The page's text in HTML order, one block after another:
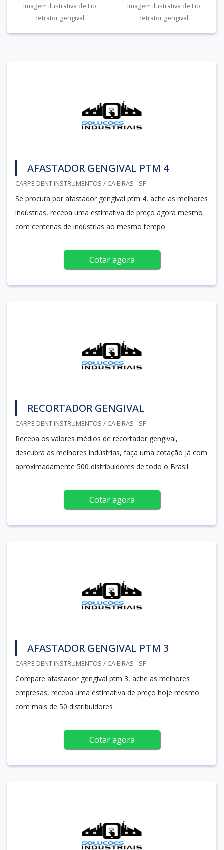
Imagem ilustrativa de Fio
retrator gengival
Imagem ilustrativa de Fio
retrator gengival
AFASTADOR GENGIVAL PTM 4
CARPE DENT INSTRUMENTOS / CAIEIRAS - SP
Se procura por afastador gengival ptm 4, ache as melhores
indústrias, receba uma estimativa de preço agora mesmo
com centenas de indústrias ao mesmo tempo
Cotar agora
RECORTADOR GENGIVAL
CARPE DENT INSTRUMENTOS / CAIEIRAS - SP
Receba os valores médios de recortador gengival,
descubra as melhores indústrias, faça uma cotação já com
aproximadamente 500 distribuidores de todo o Brasil
Cotar agora
AFASTADOR GENGIVAL PTM 3
CARPE DENT INSTRUMENTOS / CAIEIRAS - SP
Compare afastador gengival ptm 3, ache as melhores
empresas, receba uma estimativa de preço hoje mesmo
com mais de 50 distribuidores
Cotar agora